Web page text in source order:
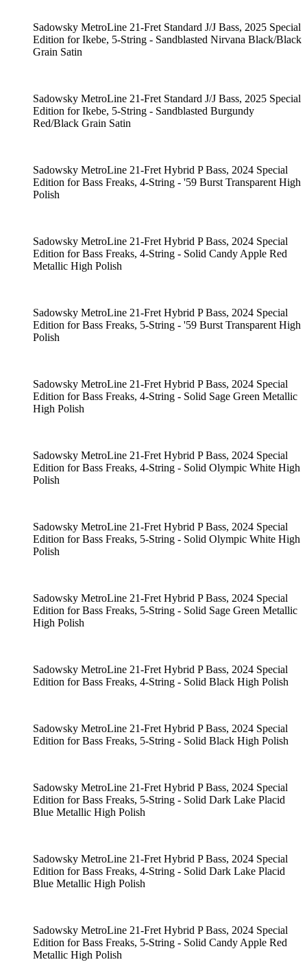
Sadowsky MetroLine 21-Fret Standard J/J Bass, 2025 Special
Edition for Ikebe, 5-String - Sandblasted Nirvana Black/Black
Grain Satin
Sadowsky MetroLine 21-Fret Standard J/J Bass, 2025 Special
Edition for Ikebe, 5-String - Sandblasted Burgundy
Red/Black Grain Satin
Sadowsky MetroLine 21-Fret Hybrid P Bass, 2024 Special
Edition for Bass Freaks, 4-String - '59 Burst Transparent High
Polish
Sadowsky MetroLine 21-Fret Hybrid P Bass, 2024 Special
Edition for Bass Freaks, 4-String - Solid Candy Apple Red
Metallic High Polish
Sadowsky MetroLine 21-Fret Hybrid P Bass, 2024 Special
Edition for Bass Freaks, 5-String - '59 Burst Transparent High
Polish
Sadowsky MetroLine 21-Fret Hybrid P Bass, 2024 Special
Edition for Bass Freaks, 4-String - Solid Sage Green Metallic
High Polish
Sadowsky MetroLine 21-Fret Hybrid P Bass, 2024 Special
Edition for Bass Freaks, 4-String - Solid Olympic White High
Polish
Sadowsky MetroLine 21-Fret Hybrid P Bass, 2024 Special
Edition for Bass Freaks, 5-String - Solid Olympic White High
Polish
Sadowsky MetroLine 21-Fret Hybrid P Bass, 2024 Special
Edition for Bass Freaks, 5-String - Solid Sage Green Metallic
High Polish
Sadowsky MetroLine 21-Fret Hybrid P Bass, 2024 Special
Edition for Bass Freaks, 4-String - Solid Black High Polish
Sadowsky MetroLine 21-Fret Hybrid P Bass, 2024 Special
Edition for Bass Freaks, 5-String - Solid Black High Polish
Sadowsky MetroLine 21-Fret Hybrid P Bass, 2024 Special
Edition for Bass Freaks, 5-String - Solid Dark Lake Placid
Blue Metallic High Polish
Sadowsky MetroLine 21-Fret Hybrid P Bass, 2024 Special
Edition for Bass Freaks, 4-String - Solid Dark Lake Placid
Blue Metallic High Polish
Sadowsky MetroLine 21-Fret Hybrid P Bass, 2024 Special
Edition for Bass Freaks, 5-String - Solid Candy Apple Red
Metallic High Polish